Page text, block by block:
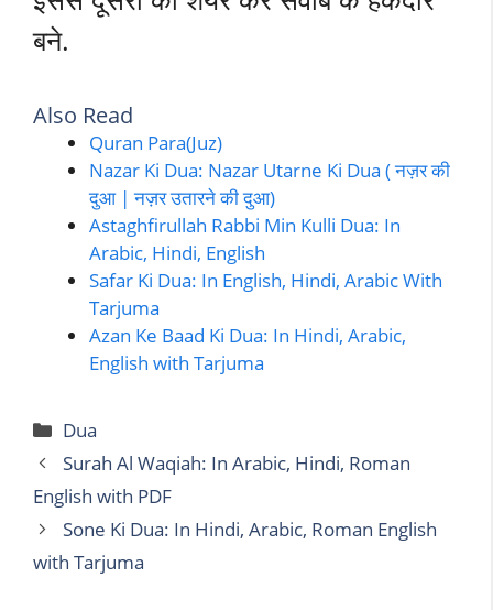
बने.
Also Read
Quran Para(Juz)
Nazar Ki Dua: Nazar Utarne Ki Dua ( नज़र की
दुआ | नज़र उतारने की दुआ)
Astaghfirullah Rabbi Min Kulli Dua: In
Arabic, Hindi, English
Safar Ki Dua: In English, Hindi, Arabic With
Tarjuma
Azan Ke Baad Ki Dua: In Hindi, Arabic,
English with Tarjuma
Categories
Dua
Surah Al Waqiah: In Arabic, Hindi, Roman
English with PDF
Sone Ki Dua: In Hindi, Arabic, Roman English
with Tarjuma